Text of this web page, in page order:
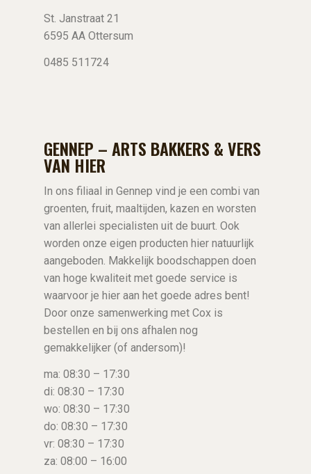
St. Janstraat 21
6595 AA Ottersum
0485 511724
GENNEP – ARTS BAKKERS & VERS
VAN HIER
In ons filiaal in Gennep vind je een combi van
groenten, fruit, maaltijden, kazen en worsten
van allerlei specialisten uit de buurt. Ook
worden onze eigen producten hier natuurlijk
aangeboden. Makkelijk boodschappen doen
van hoge kwaliteit met goede service is
waarvoor je hier aan het goede adres bent!
Door onze samenwerking met Cox is
bestellen en bij ons afhalen nog
gemakkelijker (of andersom)!
ma: 08:30 – 17:30
di: 08:30 – 17:30
wo: 08:30 – 17:30
do: 08:30 – 17:30
vr: 08:30 – 17:30
za: 08:00 – 16:00